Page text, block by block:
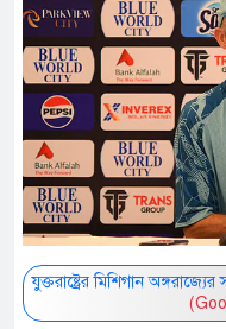
যুক্তরাষ্ট্রের মিশিগান